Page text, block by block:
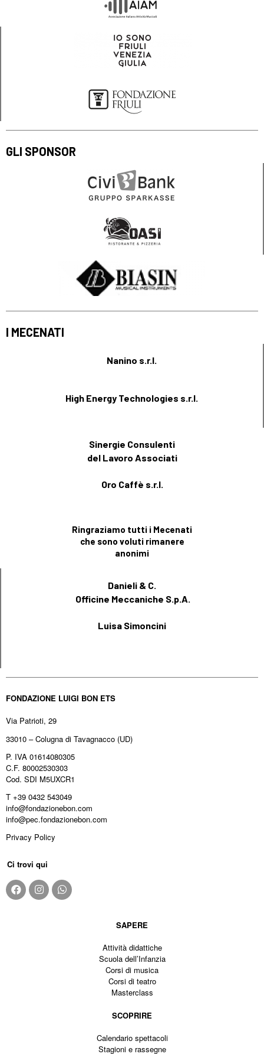
GLI SPONSOR
I MECENATI
Nanino s.r.l.
High Energy Technologies s.r.l.
Sinergie Consulenti
del Lavoro Associati
Oro Caffè s.r.l.
Ringraziamo tutti i Mecenati
che sono voluti rimanere
anonimi
Danieli & C.
Officine Meccaniche S.p.A.
Luisa Simoncini
FONDAZIONE LUIGI BON ETS
Via Patrioti, 29
33010 – Colugna di Tavagnacco (UD)
P. IVA 01614080305
C.F. 80002530303
Cod. SDI M5UXCR1
T +39 0432 543049
info@fondazionebon.com
info@pec.fondazionebon.com
Privacy Policy
Ci trovi qui
SAPERE
Attività didattiche
Scuola dell’Infanzia
Corsi di musica
Corsi di teatro
Masterclass
SCOPRIRE
Calendario spettacoli
Stagioni e rassegne